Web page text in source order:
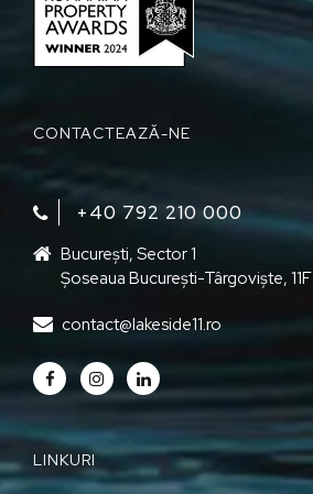
CONTACTEAZĂ-NE
+40 792 210 000‬
București, Sector 1
Șoseaua București-Târgoviște, 11F
contact@lakeside11.ro
LINKURI